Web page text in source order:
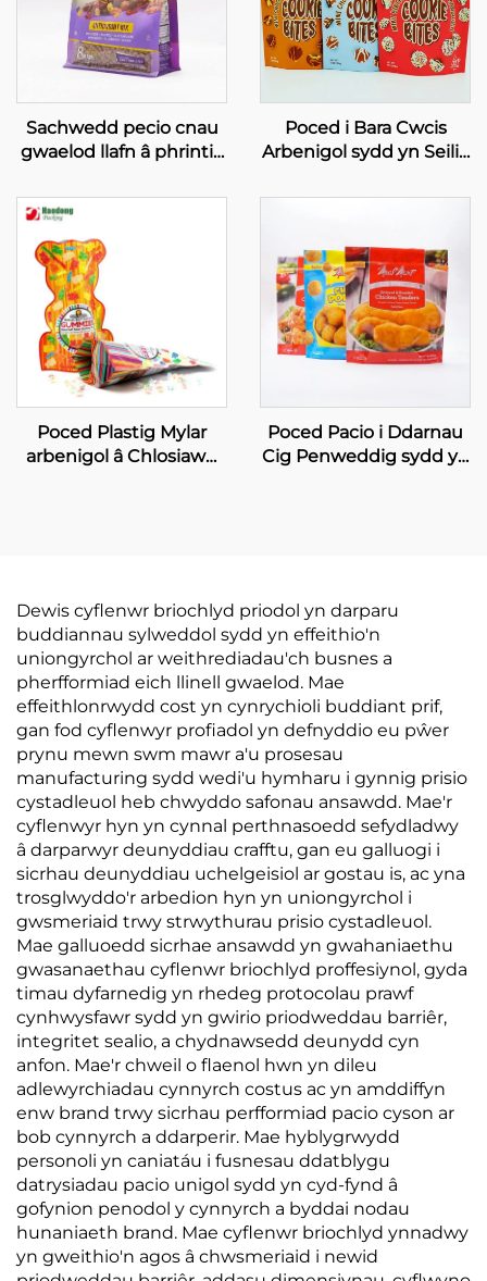
Sachwedd pecio cnau
gwaelod llafn â phrintio
becio cnau cawsî
Poced i Bara Cwcis
Arbenigol sydd yn Seilio
Alwminiwm
Poced Plastig Mylar
arbenigol â Chlosiawd
Poced Pacio i Ddarnau
Cig Penweddig sydd yn
Dewis cyflenwr briochlyd priodol yn darparu
buddiannau sylweddol sydd yn effeithio'n
uniongyrchol ar weithrediadau'ch busnes a
pherfformiad eich llinell gwaelod. Mae
effeithlonrwydd cost yn cynrychioli buddiant prif,
gan fod cyflenwyr profiadol yn defnyddio eu pŵer
prynu mewn swm mawr a'u prosesau
manufacturing sydd wedi'u hymharu i gynnig prisio
cystadleuol heb chwyddo safonau ansawdd. Mae'r
cyflenwyr hyn yn cynnal perthnasoedd sefydladwy
â darparwyr deunyddiau crafftu, gan eu galluogi i
sicrhau deunyddiau uchelgeisiol ar gostau is, ac yna
trosglwyddo'r arbedion hyn yn uniongyrchol i
gwsmeriaid trwy strwythurau prisio cystadleuol.
Mae galluoedd sicrhae ansawdd yn gwahaniaethu
gwasanaethau cyflenwr briochlyd proffesiynol, gyda
timau dyfarnedig yn rhedeg protocolau prawf
cynhwysfawr sydd yn gwirio priodweddau barriêr,
integritet sealio, a chydnawsedd deunydd cyn
anfon. Mae'r chweil o flaenol hwn yn dileu
adlewyrchiadau cynnyrch costus ac yn amddiffyn
enw brand trwy sicrhau perfformiad pacio cyson ar
bob cynnyrch a ddarperir. Mae hyblygrwydd
personoli yn caniatáu i fusnesau ddatblygu
datrysiadau pacio unigol sydd yn cyd-fynd â
gofynion penodol y cynnyrch a byddai nodau
hunaniaeth brand. Mae cyflenwr briochlyd ynnadwy
yn gweithio'n agos â chwsmeriaid i newid